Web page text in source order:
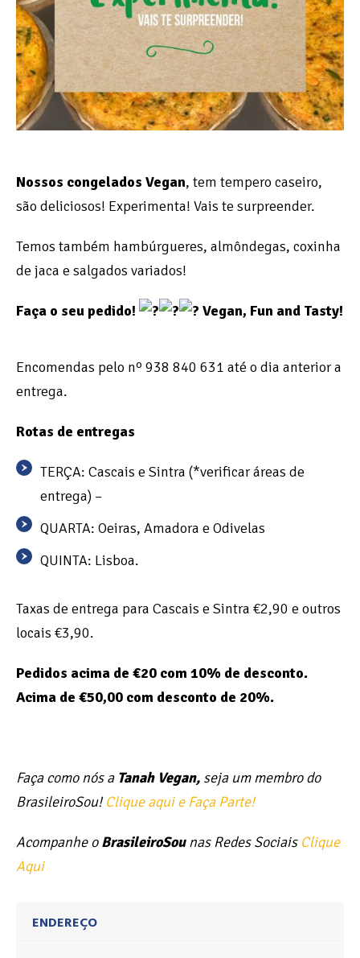
Nossos congelados Vegan, tem tempero caseiro,
são deliciosos! Experimenta! Vais te surpreender.
Temos também hambúrgueres, almôndegas, coxinha
de jaca e salgados variados!
Faça o seu pedido! Vegan, Fun and Tasty!
Encomendas pelo nº 938 840 631 até o dia anterior a
entrega.
Rotas de entregas
TERÇA: Cascais e Sintra (*verificar áreas de
entrega) –
QUARTA: Oeiras, Amadora e Odivelas
QUINTA: Lisboa.
Taxas de entrega para Cascais e Sintra €2,90 e outros
locais €3,90.
Pedidos acima de €20 com 10% de desconto.
Acima de €50,00 com desconto de 20%.
Faça como nós a Tanah Vegan, seja um membro do
BrasileiroSou!Clique aqui e Faça Parte!
Acompanhe oBrasileiroSounas Redes Sociais Clique
Aqui
ENDEREÇO